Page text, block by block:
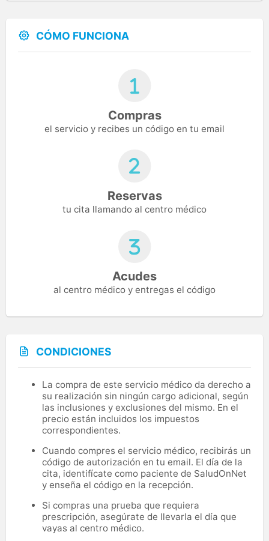
CÓMO FUNCIONA
Compras
el servicio y recibes un código en tu email
Reservas
tu cita llamando al centro médico
Acudes
al centro médico y entregas el código
CONDICIONES
La compra de este servicio médico da derecho a
su realización sin ningún cargo adicional, según
las inclusiones y exclusiones del mismo. En el
precio están incluidos los impuestos
correspondientes.
Cuando compres el servicio médico, recibirás un
código de autorización en tu email. El día de la
cita, identifícate como paciente de SaludOnNet
y enseña el código en la recepción.
Si compras una prueba que requiera
prescripción, asegúrate de llevarla el día que
vayas al centro médico.